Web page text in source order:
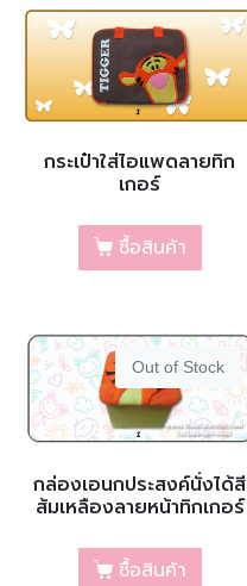
กระเป๋าใส่ไอแพดลายทิก
เกอร์
ซื้อสินค้า
Out of Stock
กล่องเอนกประสงค์นั่งได้สี
ส้มเหลืองลายหน้าทิกเกอร์
ซื้อสินค้า